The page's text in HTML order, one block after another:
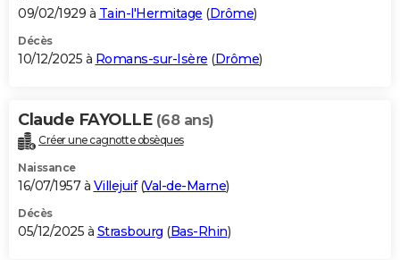
09/02/1929 à Tain-l'Hermitage (Drôme)
Décès
10/12/2025 à Romans-sur-Isère (Drôme)
Claude FAYOLLE (68 ans)
Créer une cagnotte obsèques
Naissance
16/07/1957 à Villejuif(Val-de-Marne)
Décès
05/12/2025 à Strasbourg (Bas-Rhin)